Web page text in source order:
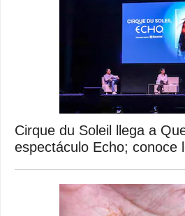
Cirque du Soleil llega a
espectáculo Echo; conoce